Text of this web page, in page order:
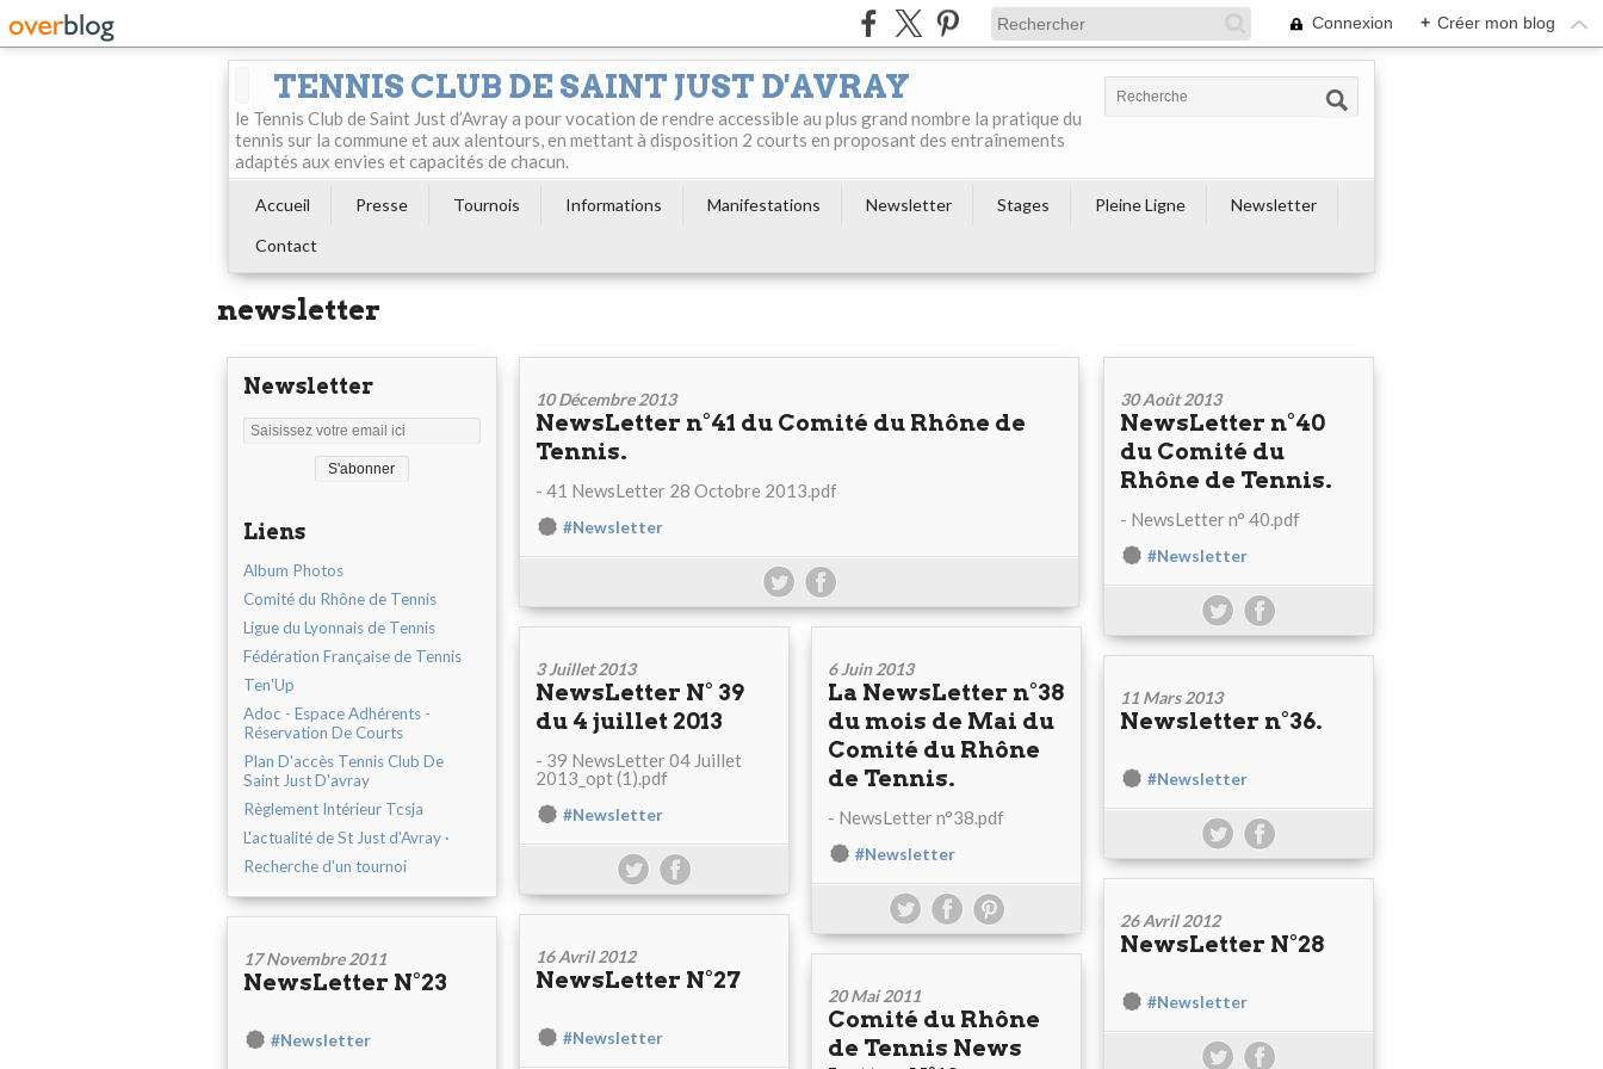
Connexion + Créer mon blog
TENNIS CLUB DE SAINT JUST D'AVRAY
le Tennis Club de Saint Just d’Avray a pour vocation de rendre accessible au plus grand nombre la pratique du
tennis sur la commune et aux alentours, en mettant à disposition 2 courts en proposant des entraînements
adaptés aux envies et capacités de chacun.
Accueil Presse Tournois Informations Manifestations Newsletter Stages Pleine Ligne
Newsletter
Contact
newsletter
Newsletter
Liens
Album Photos
Comité du Rhône de Tennis
Ligue du Lyonnais de Tennis
Fédération Française de Tennis
Ten'Up
Adoc - Espace Adhérents -
Réservation De Courts
Plan D'accès Tennis Club De
Saint Just D'avray
Règlement Intérieur Tcsja
L'actualité de St Just d'Avray ·
Recherche d'un tournoi
10 Décembre 2013
NewsLetter n°41 du Comité du Rhône de
Tennis.
- 41 NewsLetter 28 Octobre 2013.pdf
#Newsletter
30 Août 2013
NewsLetter n°40
du Comité du
Rhône de Tennis.
- NewsLetter n° 40.pdf
#Newsletter
3 Juillet 2013
NewsLetter N° 39
du 4 juillet 2013
- 39 NewsLetter 04 Juillet
2013_opt (1).pdf
#Newsletter
6 Juin 2013
La NewsLetter n°38
du mois de Mai du
Comité du Rhône
de Tennis.
- NewsLetter n°38.pdf
#Newsletter
11 Mars 2013
Newsletter n°36.
#Newsletter
26 Avril 2012
NewsLetter N°28
#Newsletter
16 Avril 2012
NewsLetter N°27
#Newsletter
17 Novembre 2011
NewsLetter N°23
#Newsletter
20 Mai 2011
Comité du Rhône
de Tennis News